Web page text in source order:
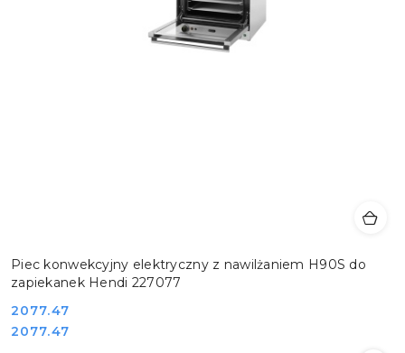
Piec konwekcyjny elektryczny z nawilżaniem H90S do
zapiekanek Hendi 227077
Cena:
2077.47
Cena:
2077.47